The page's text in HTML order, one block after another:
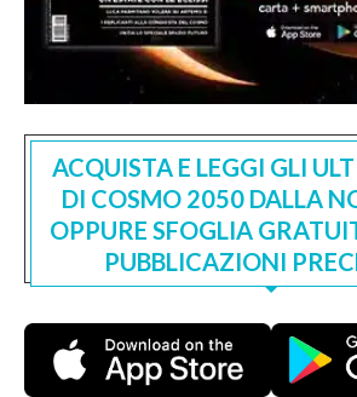
ACQUISTA E LEGGI GLI
DI COSMO 2050 DALLA
OPPURE SFOGLIA
PUBBLICAZIONI